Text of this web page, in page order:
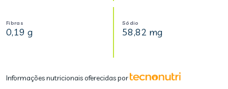
Fibras
0,19 g
Sódio
58,82 mg
Informações nutricionais oferecidas por